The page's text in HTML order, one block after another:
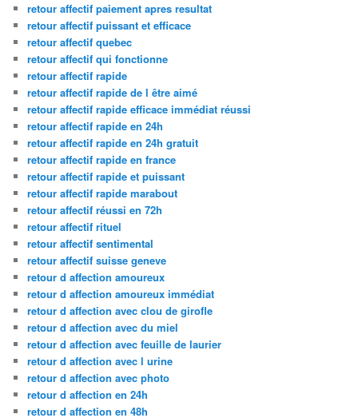
retour affectif paiement apres resultat
retour affectif puissant et efficace
retour affectif quebec
retour affectif qui fonctionne
retour affectif rapide
retour affectif rapide de l être aimé
retour affectif rapide efficace immédiat réussi
retour affectif rapide en 24h
retour affectif rapide en 24h gratuit
retour affectif rapide en france
retour affectif rapide et puissant
retour affectif rapide marabout
retour affectif réussi en 72h
retour affectif rituel
retour affectif sentimental
retour affectif suisse geneve
retour d affection amoureux
retour d affection amoureux immédiat
retour d affection avec clou de girofle
retour d affection avec du miel
retour d affection avec feuille de laurier
retour d affection avec l urine
retour d affection avec photo
retour d affection en 24h
retour d affection en 48h